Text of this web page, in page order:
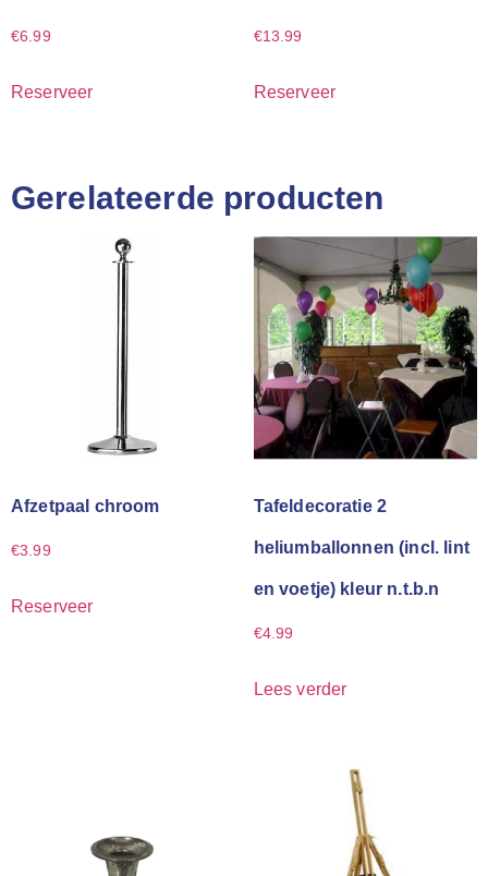
€6.99
Reserveer
€13.99
Reserveer
Gerelateerde producten
Afzetpaal chroom
€3.99
Reserveer
Tafeldecoratie 2
heliumballonnen (incl. lint
en voetje) kleur n.t.b.n
€4.99
Lees verder